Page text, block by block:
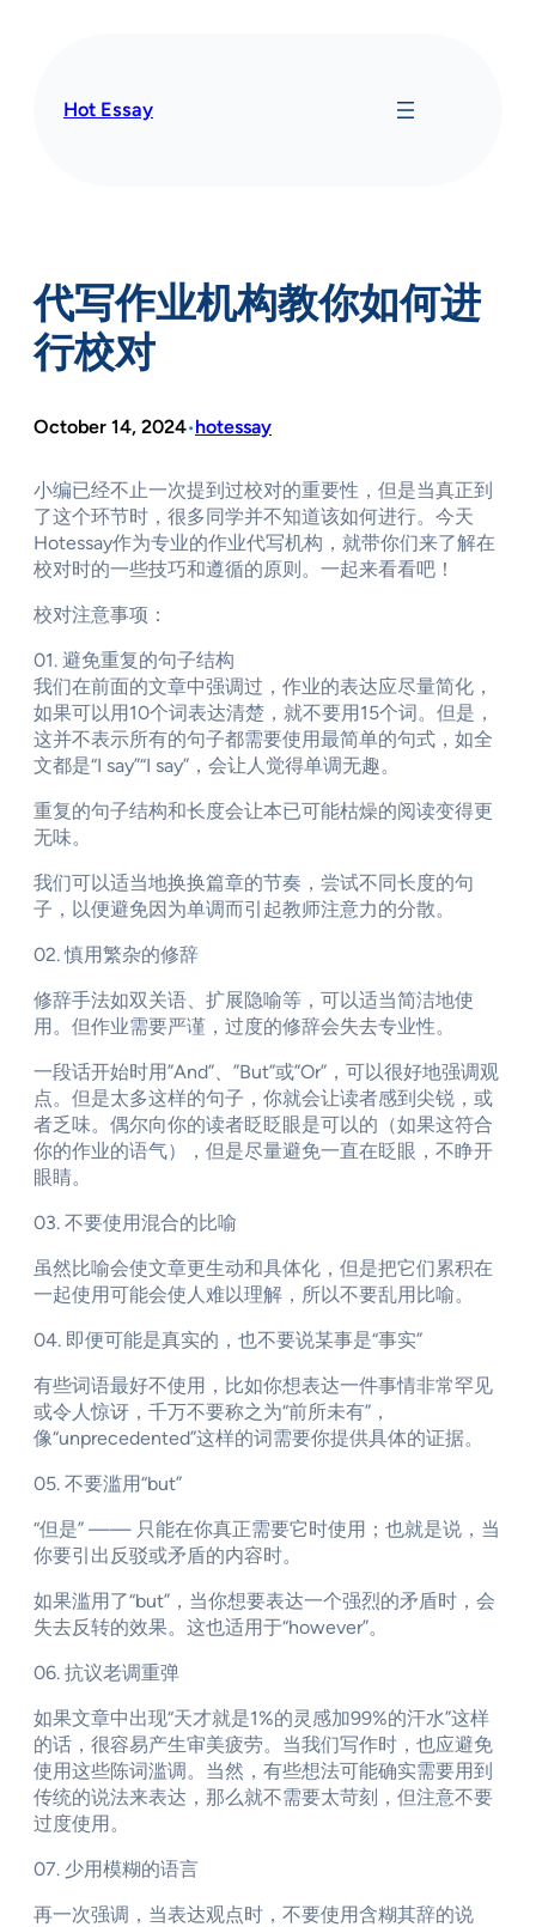
Hot Essay
代写作业机构教你如何进
行校对
October 14, 2024•hotessay
小编已经不止一次提到过校对的重要性，但是当真正到
了这个环节时，很多同学并不知道该如何进行。今天
Hotessay作为专业的作业代写机构，就带你们来了解在
校对时的一些技巧和遵循的原则。一起来看看吧！
校对注意事项：
01. 避免重复的句子结构
我们在前面的文章中强调过，作业的表达应尽量简化，
如果可以用10个词表达清楚，就不要用15个词。但是，
这并不表示所有的句子都需要使用最简单的句式，如全
文都是“I say”“I say”，会让人觉得单调无趣。
重复的句子结构和长度会让本已可能枯燥的阅读变得更
无味。
我们可以适当地换换篇章的节奏，尝试不同长度的句
子，以便避免因为单调而引起教师注意力的分散。
02. 慎用繁杂的修辞
修辞手法如双关语、扩展隐喻等，可以适当简洁地使
用。但作业需要严谨，过度的修辞会失去专业性。
一段话开始时用”And”、”But”或”Or”，可以很好地强调观
点。但是太多这样的句子，你就会让读者感到尖锐，或
者乏味。偶尔向你的读者眨眨眼是可以的（如果这符合
你的作业的语气），但是尽量避免一直在眨眼，不睁开
眼睛。
03. 不要使用混合的比喻
虽然比喻会使文章更生动和具体化，但是把它们累积在
一起使用可能会使人难以理解，所以不要乱用比喻。
04. 即便可能是真实的，也不要说某事是“事实”
有些词语最好不使用，比如你想表达一件事情非常罕见
或令人惊讶，千万不要称之为“前所未有”，
像“unprecedented”这样的词需要你提供具体的证据。
05. 不要滥用“but”
“但是” —— 只能在你真正需要它时使用；也就是说，当
你要引出反驳或矛盾的内容时。
如果滥用了“but”，当你想要表达一个强烈的矛盾时，会
失去反转的效果。这也适用于“however”。
06. 抗议老调重弹
如果文章中出现“天才就是1%的灵感加99%的汗水”这样
的话，很容易产生审美疲劳。当我们写作时，也应避免
使用这些陈词滥调。当然，有些想法可能确实需要用到
传统的说法来表达，那么就不需要太苛刻，但注意不要
过度使用。
07. 少用模糊的语言
再一次强调，当表达观点时，不要使用含糊其辞的说